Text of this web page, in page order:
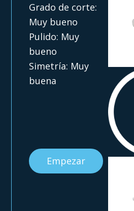
Grado de corte:
Muy bueno
Pulido: Muy
bueno
Simetría: Muy
buena
Empezar